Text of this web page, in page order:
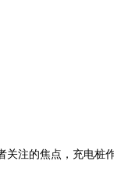
注的焦点，充电桩